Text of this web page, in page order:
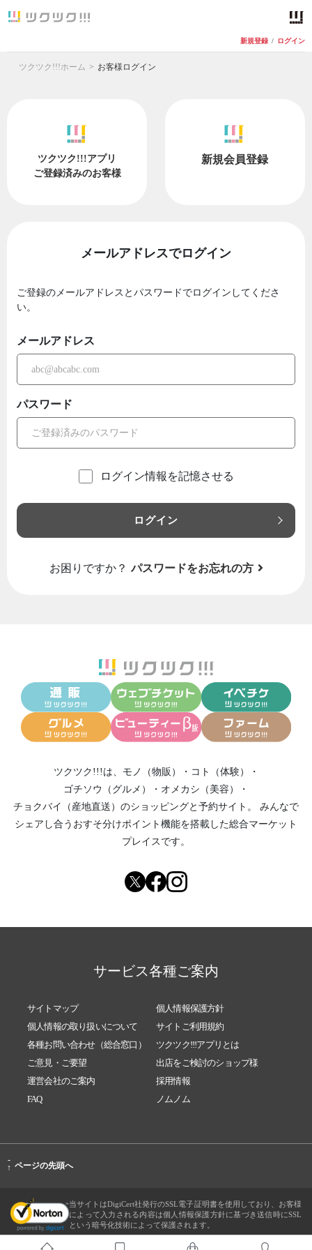
新規登録 / ログイン
ツクツク!!!ホーム お客様ログイン
ツクツク!!!アプリ
ご登録済みのお客様
新規会員登録
メールアドレスでログイン
ご登録のメールアドレスとパスワードでログインしてくださ
い。
メールアドレス
パスワード
ログイン情報を記憶させる
ログイン
お困りですか？ パスワードをお忘れの方
ツクツク!!!は、 モノ（物販） ・ コト（体験）
・
ゴチソウ（グルメ）
・ オメカシ（美容）
・
チョクバイ（産地直送） のショッピングと予約サイト。
みんなで
シェアし合う おすそ分けポイント機能を搭載した総合マーケット
プレイスです。
サービス各種ご案内
サイトマップ
個人情報保護方針
個人情報の取り扱いについて
サイトご利用規約
各種お問い合わせ（総合窓口）
ツクツク!!!アプリとは
ご意見・ご要望
出店をご検討のショップ様
運営会社のご案内
採用情報
FAQ
ノムノム
-
↑ ページの先頭へ
当サイトはDigiCert社発行のSSL電子証明書を使用しており、お客様
によって入力される内容は個人情報保護方針に基づき送信時にSSL
という暗号化技術によって保護されます。